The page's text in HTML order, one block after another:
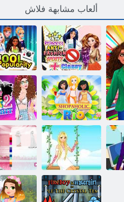
ألعاب مشابهة فلاش
ﺔﻴﺒﻌﺸﻟﺍ
ﺔﻜﻠﻣ
ﺔﻴﻗﺍﺭ + ﺔﻴﺿﺎﻳﺭ
ﺔﺿﻮﻤﻟﺍ ﺪﺿ
ﺓﺮﻴﻣﺃ
ﺯﻮﻔﻟﺍﻭ
ريو محبي
التسوق